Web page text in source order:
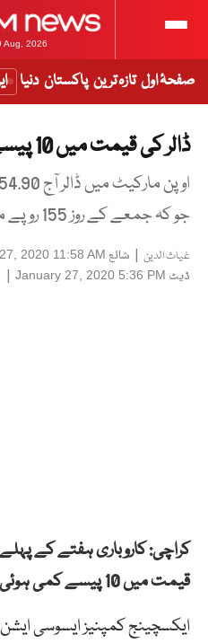
Aug, 2026
صفحۂ اول تازہ ترین پاکستان دنیا
ڈالر کی قیمت میں 10 پیسے کمی
جو کہ جمعے کے روز 155 روپے میں دستیاب تھا
غیاث الدین | شائع 2020 11:58 AM
ڈیٹ January 27, 2020 5:36 PM
|
کراچی: کاروباری ہفتے کے
قیمت میں 10 پیسے کمی ہوئی۔
ایکسچینج کمپنیز ایسوسی